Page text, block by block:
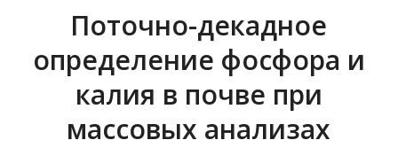
Поточно-декадное
определение фосфора и
калия в почве при
массовых анализах